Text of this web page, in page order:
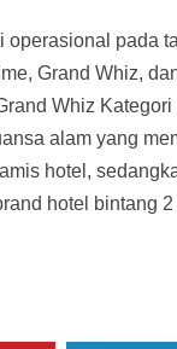
operasional pada
Grand Whiz,
Whiz
alam yang
hotel,
hotel bintang